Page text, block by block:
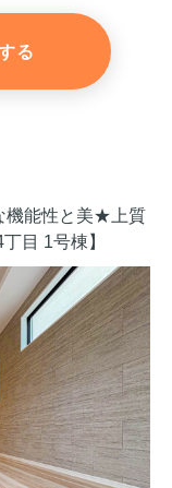
る
機能性と美★上質
目 1号棟】